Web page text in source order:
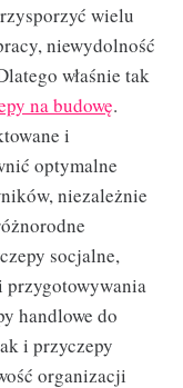
wielu
niewydolność
właśnie tak
na budowę.
i
optymalne
niezależnie
socjalne,
przygotowywania
handlowe do
i przyczepy
organizacji